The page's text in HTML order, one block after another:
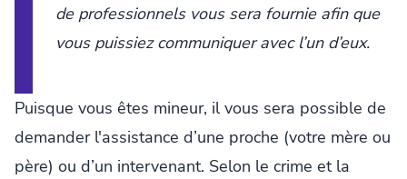
de professionnels vous sera fournie afin que
vous puissiez communiquer avec l’un d’eux.
Puisque vous êtes mineur, il vous sera possible de
demander l'assistance d’une proche (votre mère ou
père) ou d’un intervenant. Selon le crime et la